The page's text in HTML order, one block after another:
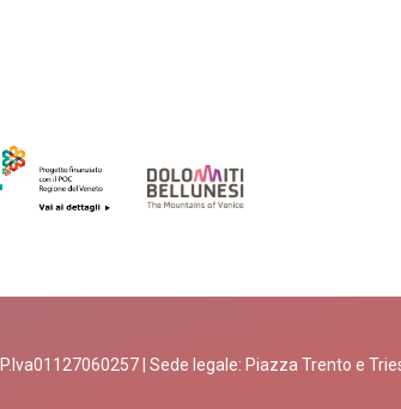
| Sede legale: Piazza Trento e